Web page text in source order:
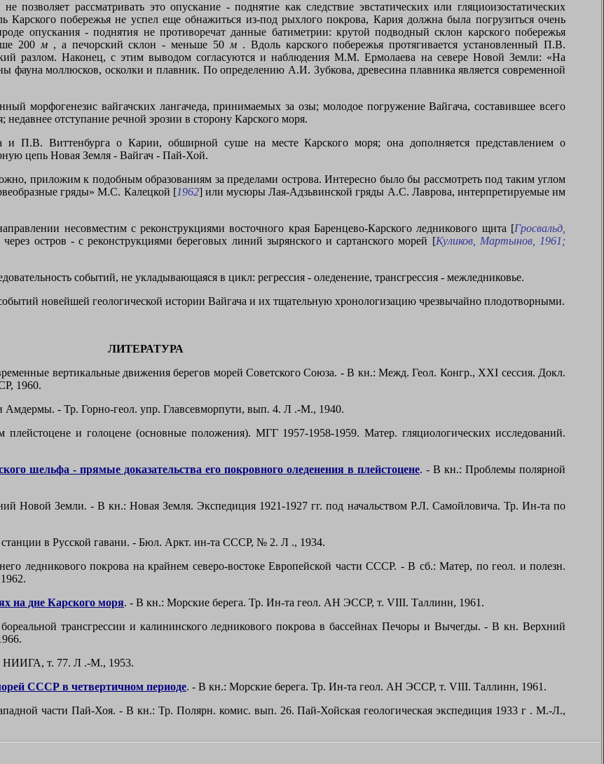
позволяет рассматривать это опускание - поднятие как следствие эвстатических или гляциоизостатических
Карского побережья не успел еще обнажиться из-под рыхлого покрова, Кария должна была погрузиться очень
опускания - поднятия не противоречат данные батиметрии: крутой подводный склон карского побережья
200 м , а печорский склон - меньше 50 м . Вдоль карского побережья протягивается установленный П.В.
разлом. Наконец, с этим выводом согласуются и наблюдения М.М. Ермолаева на севере Новой Земли: «На
фауна моллюсков, осколки и плавник. По определению А.И. Зубкова, древесина плавника является современной
морфогенезис вайгачских лангачеда, принимаемых за озы; молодое погружение Вайгача, составившее всего
отступание речной эрозии в сторону Карского моря.
П.В. Виттенбурга о Карии, обширной суше на месте Карского моря; она дополняется представлением о
цепь Новая Земля - Вайгач - Пай-Хой.
приложим к подобным образованиям за пределами острова. Интересно было бы рассмотреть под таким углом
гряды»M.С. Калецкой [1962] или мусюры Лая-Адзьвинской гряды А.С. Лаврова, интерпретируемые им
несовместим с реконструкциями восточного края Баренцево-Карского ледникового щита [Гросвальд,
остров - с реконструкциями береговых линий зырянского и сартанского морей [Куликов, Мартынов, 1961;
событий, не укладывающаяся в цикл: регрессия - оледенение, трансгрессия - межледниковье.
новейшей геологической истории Вайгача и их тщательную хронологизацию чрезвычайно плодотворными.
ЛИТЕРАТУРА
вертикальные движения берегов морей Советского Союза. - В кн.: Межд. Геол. Конгр., XXI сессия. Докл.
1960.
Амдермы. - Тр. Горно-геол. упр. Главсевморпути, вып. 4. Л .-М., 1940.
плейстоцене и голоцене (основные положения). МГГ 1957-1958-1959. Матер. гляциологических исследований.
шельфа - прямые доказательства его покровного оледенения в плейстоцене. - В кн.: Проблемы полярной
Новой Земли. - В кн.: Новая Земля. Экспедиция 1921-1927 гг. под начальством Р.Л. Самойловича. Тр. Ин-та по
станции в Русской гавани. - Бюл. Аркт. ин-та СССР, № 2. Л ., 1934.
ледникового покрова на крайнем северо-востоке Европейской части СССР. - В сб.: Матер, по геол. и полезн.
на дне Карского моря. - В кн.: Морские берега. Тр. Ин-та геол. АН ЭССР, т. VIII. Таллинн, 1961.
трансгрессии и калининского ледникового покрова в бассейнах Печоры и Вычегды. - В кн. Верхний
НИИГА, т. 77. Л .-М., 1953.
СССР в четвертичном периоде. - В кн.: Морские берега. Тр. Ин-та геол. АН ЭССР, т. VIII. Таллинн, 1961.
части Пай-Хоя. - В кн.: Тр. Полярн. комис. вып. 26. Пай-Хойская геологическая экспедиция 1933 г . М.-Л.,